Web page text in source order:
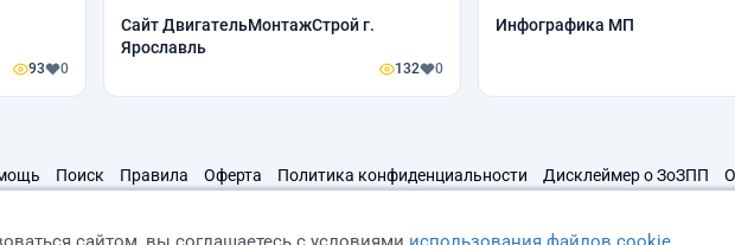
93 0
Сайт ДвигательМонтажСтрой г.
Ярославль
132 0
Инфографика МП
Поиск Правила Оферта Политика конфиденциальности Дисклеймер о ЗоЗПП